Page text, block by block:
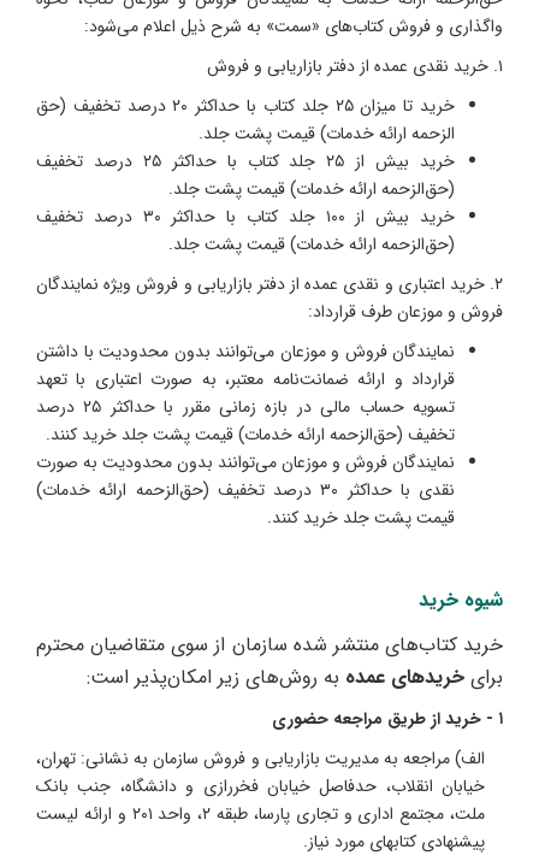
واگذاری و فروش کتاب‌های «سمت» به شرح ذیل اعلام می‌شود:
۱. خرید نقدی عمده از دفتر بازاریابی و فروش
خرید تا میزان ۲۵ جلد کتاب با حداکثر ۲۰ درصد تخفیف (حق
الزحمه ارائه خدمات) قیمت پشت جلد.
خرید بیش از ۲۵ جلد کتاب با حداکثر ۲۵ درصد تخفیف
(حق‌الزحمه ارائه خدمات) قیمت پشت جلد.
خرید بیش از ۱۰۰ جلد کتاب با حداکثر ۳۰ درصد تخفیف
(حق‌الزحمه ارائه خدمات) قیمت پشت جلد.
۲. خرید اعتباری و نقدی عمده از دفتر بازاریابی و فروش ویژه نمایندگان
فروش و موزعان طرف قرارداد:
نمایندگان فروش و موزعان می‌توانند بدون محدودیت با داشتن
قرارداد و ارائه ضمانت‌نامه معتبر، به صورت اعتباری با تعهد
تسویه حساب مالی در بازه زمانی مقرر با حداکثر ۲۵ درصد
تخفیف (حق‌الزحمه ارائه خدمات) قیمت پشت جلد خرید کنند.
نمایندگان فروش و موزعان می‌توانند بدون محدودیت به صورت
نقدی با حداکثر ۳۰ درصد تخفیف (حق‌الزحمه ارائه خدمات)
قیمت پشت جلد خرید کنند.
شیوه خرید
خرید کتاب‌های منتشر شده سازمان از سوی متقاضیان محترم
برای خریدهای عمده به روش‌های زیر امکان‌پذیر است:
۱ - خرید از طریق مراجعه حضوری
الف) مراجعه به مدیریت بازاریابی و فروش سازمان به نشانی: تهران،
خیابان انقلاب، حدفاصل خیابان فخررازی و دانشگاه، جنب بانک
ملت، مجتمع اداری و تجاری پارسا، طبقه ۲، واحد ۲۰۱ و ارائه لیست
پیشنهادی کتابهای مورد نیاز.